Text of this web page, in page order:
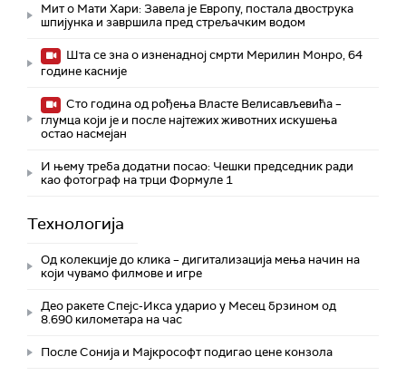
Мит о Мати Хари: Завела је Европу, постала двострука
шпијунка и завршила пред стрељачким водом
Шта се зна о изненадној смрти Мерилин Монро, 64
године касније
Сто година од рођења Власте Велисављевића –
глумца који је и после најтежих животних искушења
остао насмејан
И њему треба додатни посао: Чешки председник ради
као фотограф на трци Формуле 1
Технологијa
Од колекције до клика – дигитализација мења начин на
који чувамо филмове и игре
Део ракете Спејс-Икса ударио у Месец брзином од
8.690 километара на час
После Сонија и Мајкрософт подигао цене конзола